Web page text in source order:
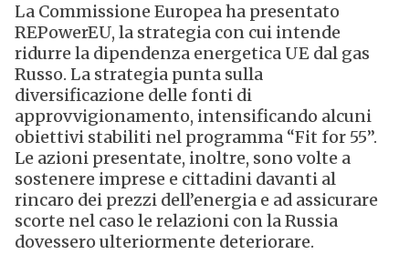
La Commissione Europea ha presentato
REPowerEU, la strategia con cui intende
ridurre la dipendenza energetica UE dal gas
Russo. La strategia punta sulla
diversificazione delle fonti di
approvvigionamento, intensificando alcuni
obiettivi stabiliti nel programma “Fit for 55”.
Le azioni presentate, inoltre, sono volte a
sostenere imprese e cittadini davanti al
rincaro dei prezzi dell’energia e ad assicurare
scorte nel caso le relazioni con la Russia
dovessero ulteriormente deteriorare.